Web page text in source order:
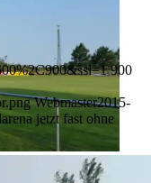
900
Webmaster2015-
jetzt fast ohne